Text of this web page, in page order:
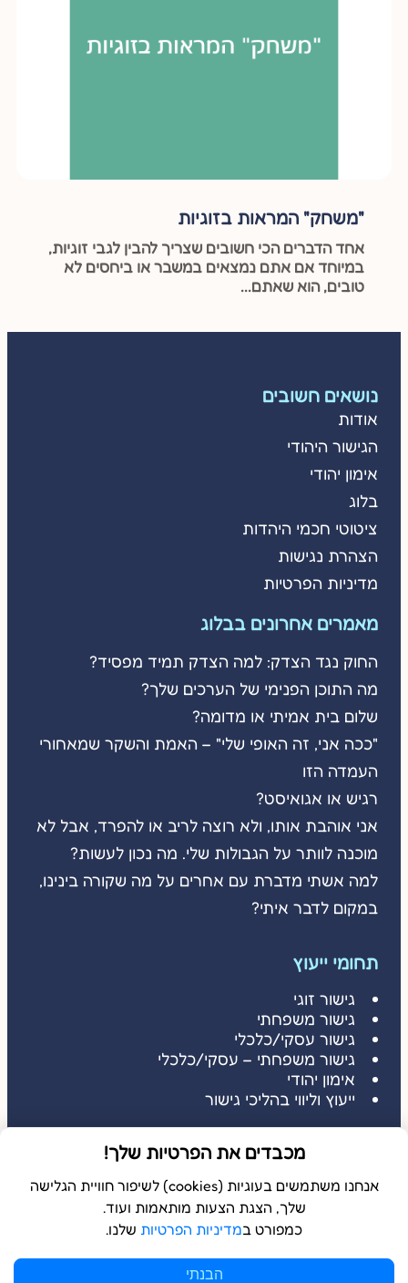
"משחק" המראות בזוגיות
אחד הדברים הכי חשובים שצריך להבין לגבי זוגיות,
במיוחד אם אתם נמצאים במשבר או ביחסים לא
טובים, הוא שאתם...
נושאים חשובים
אודות
הגישור היהודי
אימון יהודי
בלוג
ציטוטי חכמי היהדות
הצהרת נגישות
מדיניות הפרטיות
מאמרים אחרונים בבלוג
החוק נגד הצדק: למה הצדק תמיד מפסיד?
מה התוכן הפנימי של הערכים שלך?
שלום בית אמיתי או מדומה?
"ככה אני, זה האופי שלי" – האמת והשקר שמאחורי
העמדה הזו
רגיש או אגואיסט?
אני אוהבת אותו, ולא רוצה לריב או להפרד, אבל לא
מוכנה לוותר על הגבולות שלי. מה נכון לעשות?
למה אשתי מדברת עם אחרים על מה שקורה בינינו,
במקום לדבר איתי?
תחומי ייעוץ
גישור זוגי
גישור משפחתי
גישור עסקי/כלכלי
גישור משפחתי – עסקי/כלכלי
אימון יהודי
ייעוץ וליווי בהליכי גישור
דברו איתי
דברו איתי: 052-3686485
שלחו הודעה: 052-3686485
מכבדים את הפרטיות שלך!
אנחנו משתמשים בעוגיות (cookies) לשיפור חוויית הגלישה
שלך, הצגת הצעות מותאמות ועוד.
כמפורט במדיניות הפרטיות שלנו.
הבנתי